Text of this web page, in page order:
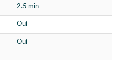
2.5 min
Oui
Oui